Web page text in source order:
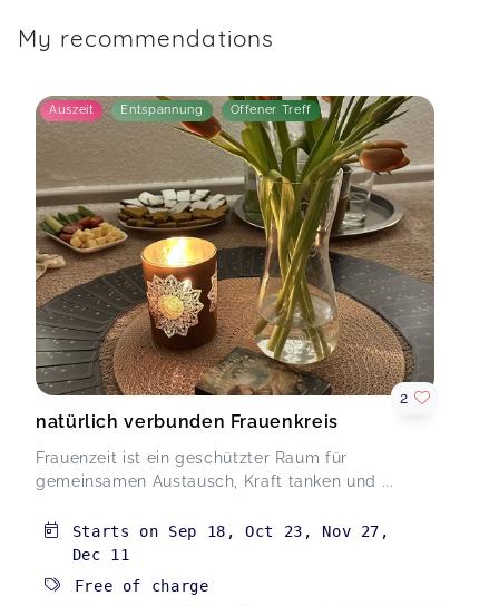
My recommendations
Auszeit Entspannung Offener Treff
natürlich verbunden Frauenkreis
Frauenzeit ist ein geschützter Raum für
gemeinsamen Austausch, Kraft tanken und ...
2
Starts on Sep 18 ,Oct 23 , Nov 27 ,
Dec 11
Free of charge